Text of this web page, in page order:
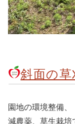
斜面の草
園地の環境整備、
減農薬、草生栽培